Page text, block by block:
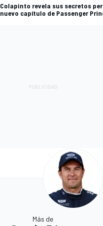
Colapinto revela sus secretos
nuevo capítulo de Passenger
Más de